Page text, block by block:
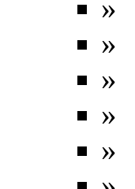
»
»
»
»
»